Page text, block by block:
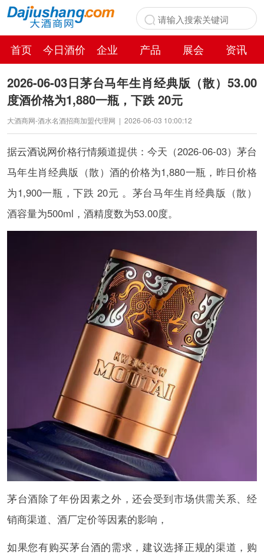
首页 今日酒价 企业 产品 展会
资讯
百科
2026-06-03日茅台马年生肖经典版（散）53.00
度酒价格为1,880一瓶，下跌 20元
大酒商网-酒水名酒招商加盟代理网 | 2026-06-03 10:00:12
据云酒说网价格行情频道提供：今天（2026-06-03）茅台
马年生肖经典版（散）酒的价格为1,880一瓶，昨日价格
为1,900一瓶，下跌 20元 。茅台马年生肖经典版（散）
酒容量为500ml，酒精度数为53.00度。
茅台酒除了年份因素之外，还会受到市场供需关系、经
销商渠道、酒厂定价等因素的影响，
如果您有购买茅台酒的需求，建议选择正规的渠道，购